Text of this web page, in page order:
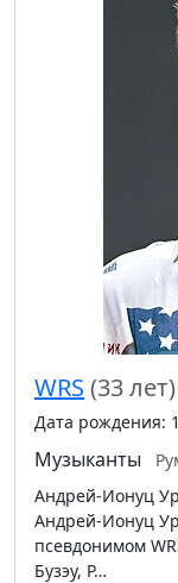
WRS (33 лет)
Дата рождения:
Музыканты
Андрей-Ионуц
Андрей-Ионуц
псевдонимом
Бузэу, Р…